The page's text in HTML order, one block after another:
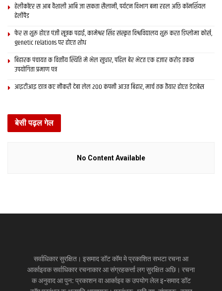
हेलीकॉप्टर स आब वैशाली आबि जा सकता सैलानी, पर्यटन विभाग बना रहल अछि कॉमर्शियल
हेलीपैड
फेर स शुरू होएत पंजी सूत्रक पढाई, कामेश्वर सिंह संस्कृत विश्वविद्यालय शुरू करत डिप्लोमा कोर्स,
genetic relations पर होएत शोध
बिहारक पंचायत क वित्‍तीय स्थिति मे भेल सुधार, पहिल बेर भेटत एक हजार करोड़ तकक
उपयोगिता प्रमाण पत्र
आइटीआइ छात्र कए नौकरी देबा लेल 200 कंपनी आउत बिहार, मार्च तक तैयार होएत डेटाबेस
बेसी पढ़ल गेल
No Content Available
सर्वाधिकार सुरक्षित। इसमाद डॉट कॉम मे प्रकाशित सभटा रचना आ
आर्काइवक सर्वाधिकार रचनाकार आ संग्रहकर्त्ता लग सुरक्षित अछि। रचना
क अनुवाद आ पुन: प्रकाशन वा आर्काइव क उपयोग लेल इ-समाद डॉट